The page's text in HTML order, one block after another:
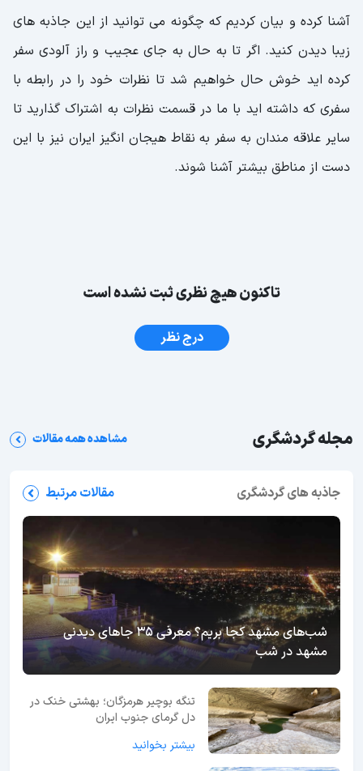
آشنا کرده و بیان کردیم که چگونه می توانید از این جاذبه های
زیبا دیدن کنید. اگر تا به حال به جای عجیب و راز آلودی سفر
کرده اید خوش حال خواهیم شد تا نظرات خود را در رابطه با
سفری که داشته اید با ما در قسمت نظرات به اشتراک گذارید تا
سایر علاقه مندان به سفر به نقاط هیجان انگیز ایران نیز با این
دست از مناطق بیشتر آشنا شوند.
تاکنون هیچ نظری ثبت نشده است
درج نظر
مجله گردشگری مشاهده همه مقالات
جاذبه های گردشگری مقالات مرتبط
شب‌های مشهد کجا بریم؟ معرفی 35 جاهای دیدنی
مشهد در شب
تنگه بوچیر هرمزگان؛ بهشتی خنک در
دل گرمای جنوب ایران
بیشتر بخوانید